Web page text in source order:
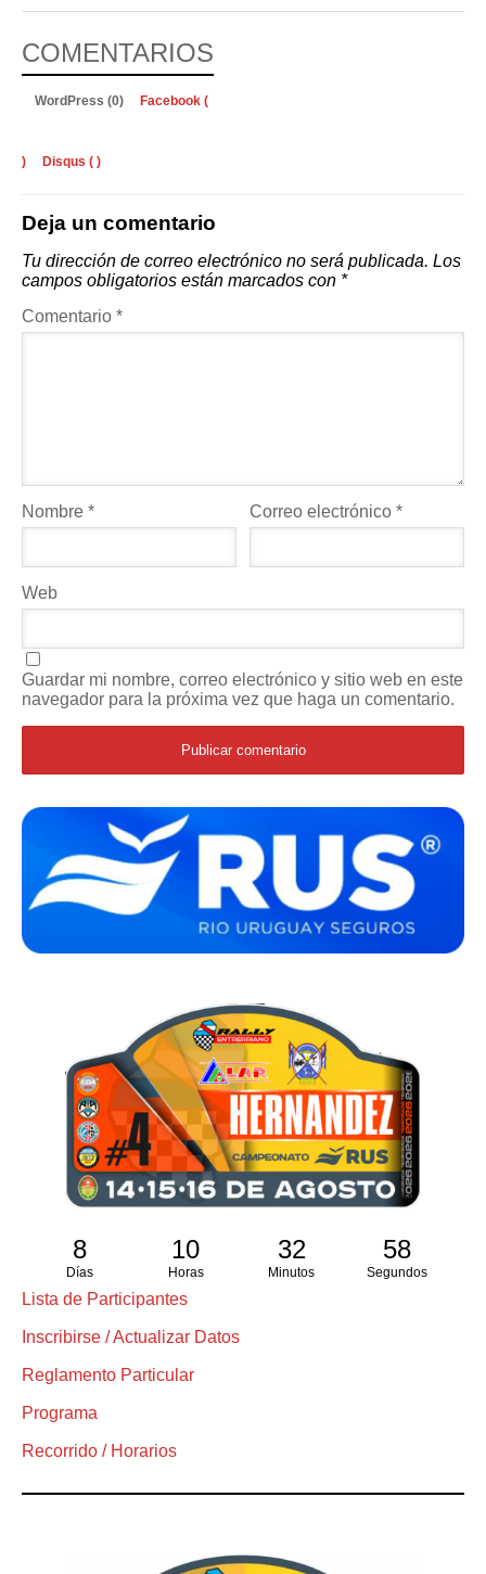
COMENTARIOS
WordPress (0) Facebook (
) Disqus ( )
Deja un comentario
Tu dirección de correo electrónico no será publicada. Los
campos obligatorios están marcados con *
Comentario *
Nombre * Correo electrónico*
Web
Guardar mi nombre, correo electrónico y sitio web en este
navegador para la próxima vez que haga un comentario.
8
Días
10
Horas
32
Minutos
58
Segundos
Lista de Participantes
Inscribirse / Actualizar Datos
Reglamento Particular
Programa
Recorrido / Horarios